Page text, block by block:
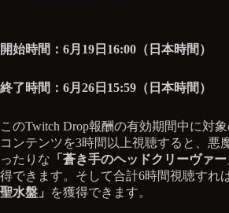
開始時間：6月19日16:00（日本時間）
終了時間：6月26日15:59（日本時間）
このTwitch Drop報酬の有効期間中に対
コンテンツを3時間以上視聴すると、悪
ったりな 「蒼き手のヘッドクリーヴァ
得できます。そして合計6時間視聴すれば
聖水盤」
を獲得できます。